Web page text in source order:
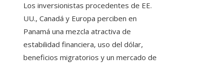
Los inversionistas procedentes de EE.
UU., Canadá y Europa perciben en
Panamá una mezcla atractiva de
estabilidad financiera, uso del dólar,
beneficios migratorios y un mercado de